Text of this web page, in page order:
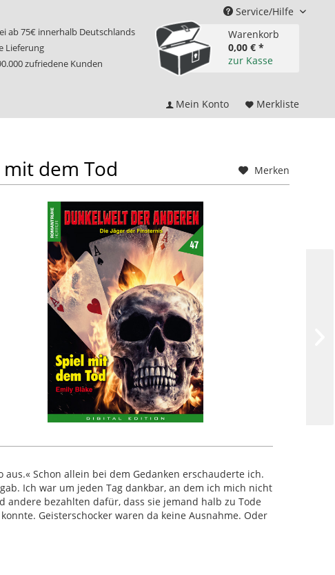
Service/Hilfe
ab 75€ innerhalb Deutschlands
Lieferung
zufriedene Kunden
Warenkorb
0,00 € *
zur Kasse
Mein Konto Merkliste
Merken
dem Tod
Schon allein bei dem Gedanken erschauderte ich.
Ich war um jeden Tag dankbar, an dem ich mich nicht
bezahlten dafür, dass sie jemand halb zu Tode
Geisterschocker waren da keine Ausnahme. Oder